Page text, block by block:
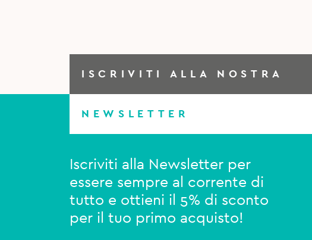
ISCRIVITI ALLA NOSTRA
NEWSLETTER
Iscriviti alla Newsletter per
essere sempre al corrente di
tutto e ottieni il 5% di sconto
per il tuo primo acquisto!